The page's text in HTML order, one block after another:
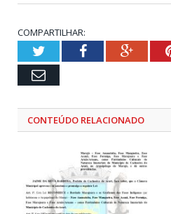
COMPARTILHAR:
TwitterFacebook
Email
CONTEÚDO RELACIONADO